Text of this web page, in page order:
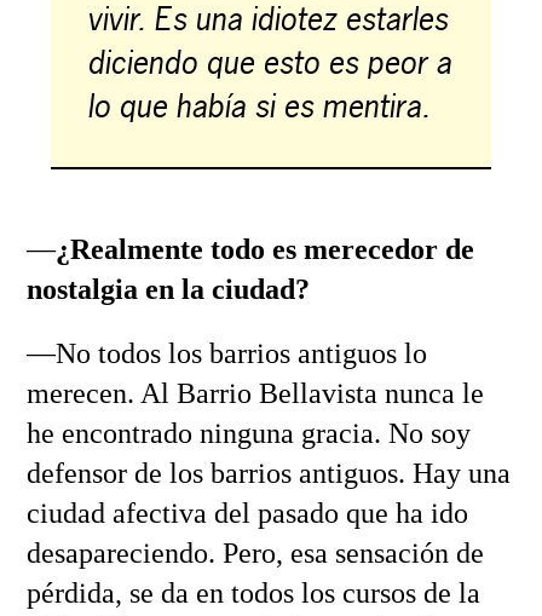
vivir. Es una idiotez estarles
diciendo que esto es peor a
lo que había si es mentira.
—¿Realmente todo es merecedor de
nostalgia en la ciudad?
—No todos los barrios antiguos lo
merecen. Al Barrio Bellavista nunca le
he encontrado ninguna gracia. No soy
defensor de los barrios antiguos. Hay una
ciudad afectiva del pasado que ha ido
desapareciendo. Pero, esa sensación de
pérdida, se da en todos los cursos de la